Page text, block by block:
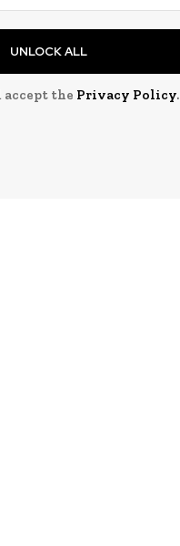
UNLOCK ALL
accept the Privacy Policy.